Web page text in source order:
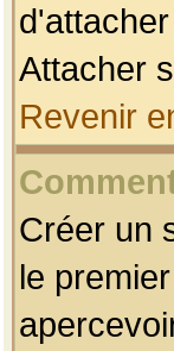
Attacher
Revenir
Créer un
le